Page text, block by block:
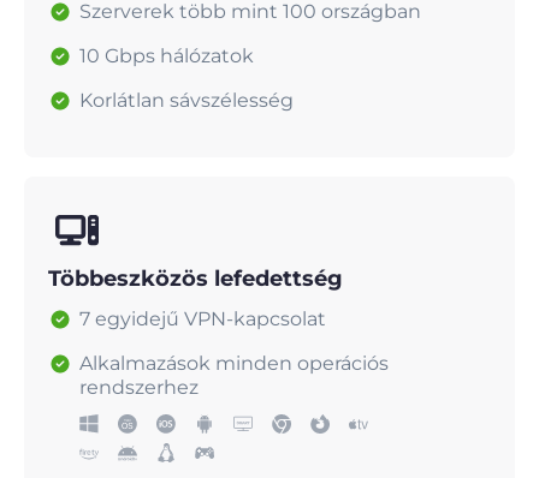
Szerverek több mint 100 országban
10 Gbps hálózatok
Korlátlan sávszélesség
Többeszközös lefedettség
7 egyidejű VPN-kapcsolat
Alkalmazások minden operációs
rendszerhez